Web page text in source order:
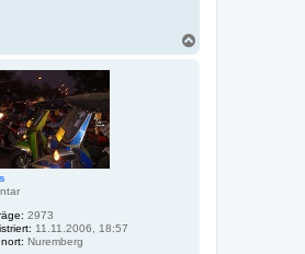
2973
11.11.2006, 18:57
Nuremberg